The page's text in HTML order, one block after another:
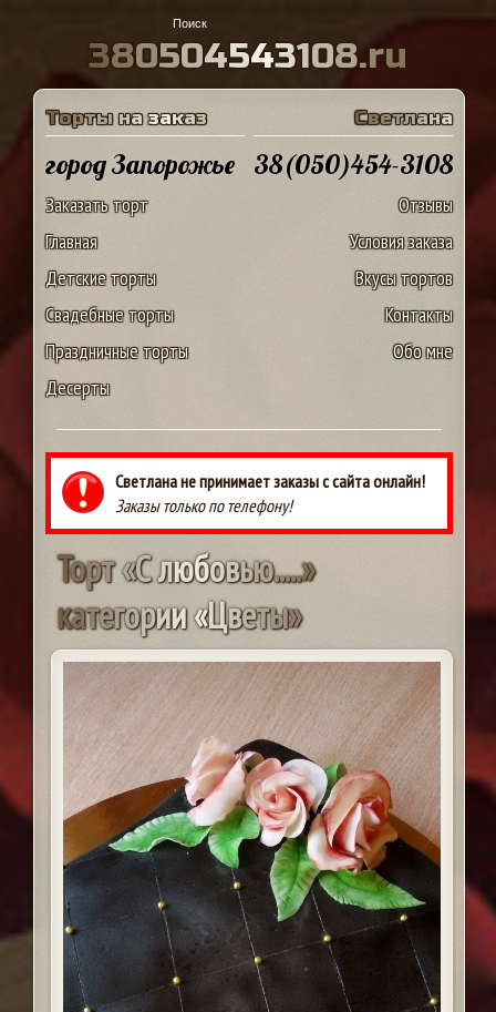
380504543108.ru
Торты на заказ
город Запорожье
Заказать торт
Главная
Детские торты
Свадебные торты
Праздничные торты
Десерты
Светлана
38(050)454-3108
Отзывы
Условия заказа
Вкусы тортов
Контакты
Обо мне
Светлана не принимает заказы с сайта онлайн!
Заказы только по телефону!
Торт«Слюбовью.....»
категории«Цветы»